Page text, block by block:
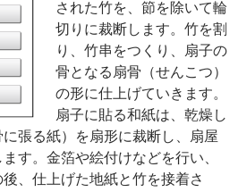
された竹を、節を除いて輪
切りに裁断します。竹を割
り、竹串をつくり、扇子の
骨となる扇骨（せんこつ）
の形に仕上げていきます。
扇子に貼る和紙は、乾燥し
張る紙）を扇形に裁断し、扇屋
す。金箔や絵付けなどを行い、
、仕上げた地紙と竹を接着さ